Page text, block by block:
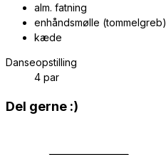
alm. fatning
enhåndsmølle (tommelgreb)
kæde
Danseopstilling
4 par
Del gerne :)